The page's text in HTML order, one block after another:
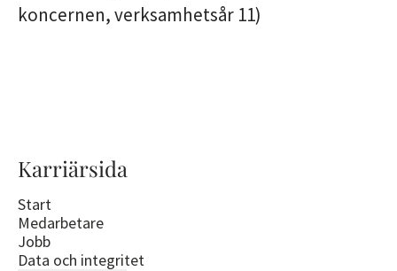
koncernen, verksamhetsår 11)
Karriärsida
Start
Medarbetare
Jobb
Data och integritet